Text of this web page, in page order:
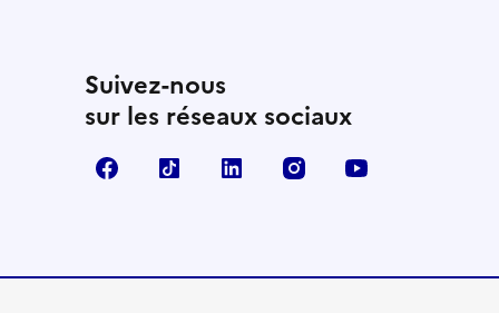
Suivez-nous
sur les réseaux sociaux
FacebookTikTok Linkedin Instagram